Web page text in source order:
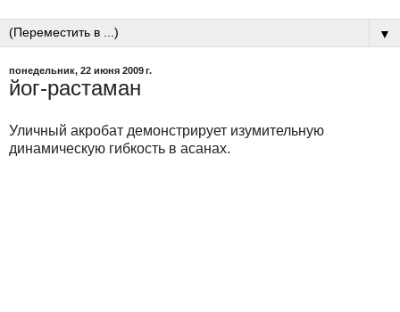
▼
понедельник, 22 июня 2009 г.
йог-растаман
Уличный акробат демонстрирует изумительную
динамическую гибкость в асанах.